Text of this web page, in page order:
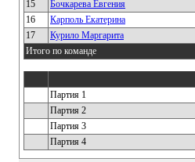
15 Бочкарева Евгения
16 Карполь Екатерина
17 Курило Маргарита
Итого по команде
Партия 1
Партия 2
Партия 3
Партия 4